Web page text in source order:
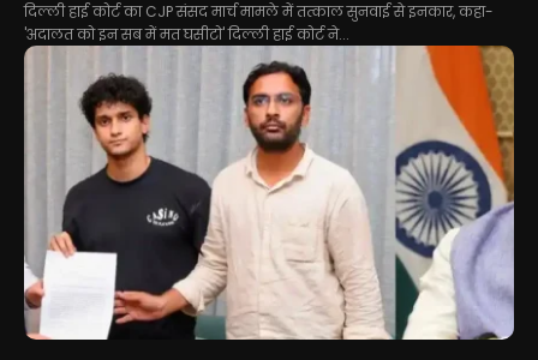
दिल्ली हाई कोर्ट का CJP संसद मार्च मामले में तत्काल सुनवाई से इनकार, कहा-
'अदालत को इन सब में मत घसीटो' दिल्ली हाई कोर्ट ने...